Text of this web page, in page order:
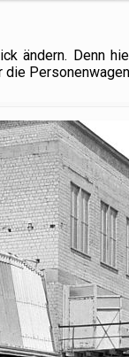
ändern. Denn
die